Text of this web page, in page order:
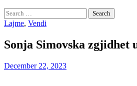
Search
for:
Lajme, Vendi
Sonja Simovska
December 22, 2023